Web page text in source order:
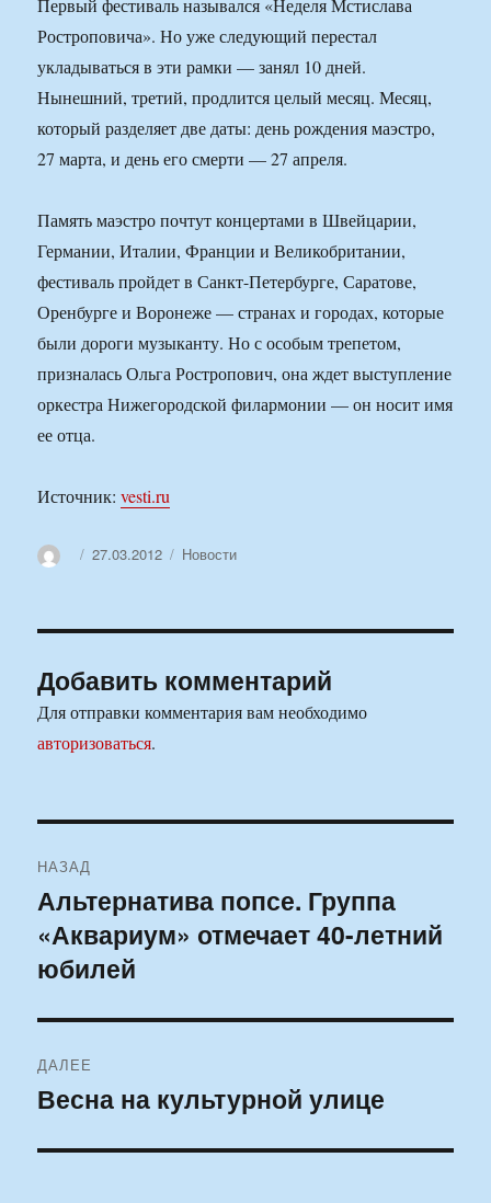
Первый фестиваль назывался «Неделя Мстислава
Ростроповича». Но уже следующий перестал
укладываться в эти рамки — занял 10 дней.
Нынешний, третий, продлится целый месяц. Месяц,
который разделяет две даты: день рождения маэстро,
27 марта, и день его смерти — 27 апреля.
Память маэстро почтут концертами в Швейцарии,
Германии, Италии, Франции и Великобритании,
фестиваль пройдет в Санкт-Петербурге, Саратове,
Оренбурге и Воронеже — странах и городах, которые
были дороги музыканту. Но с особым трепетом,
призналась Ольга Ростропович, она ждет выступление
оркестра Нижегородской филармонии — он носит имя
ее отца.
Источник:vesti.ru
АвторОпубликовано
27.03.2012 Рубрики
Новости
Добавить комментарий
Для отправки комментария вам необходимо
авторизоваться.
по
записям
НАЗАД
Предыдущая
запись:
Альтернатива попсе. Группа
«Аквариум» отмечает 40-летний
юбилей
ДАЛЕЕ
Следующая
Весна на культурной улице